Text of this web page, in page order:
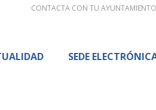
CONTACTA CON TU AYUNTAMIENTO
SEDE